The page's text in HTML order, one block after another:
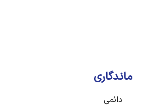
ماندگاری
دائمی